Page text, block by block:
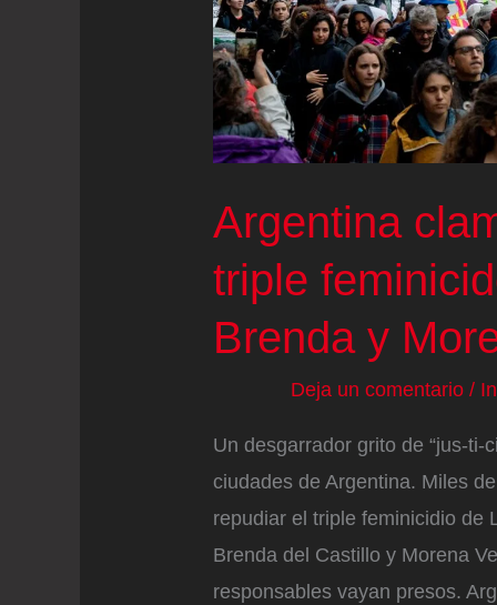
acuerdo
con
la
Fiscalía
israelí
Argentina
triple
Brenda y
Deja un comentario /
Un desgarrador grito de “jus-ti-
ciudades de Argentina. Miles
repudiar el triple feminicidio de
Brenda del Castillo y Morena
responsables vayan presos.